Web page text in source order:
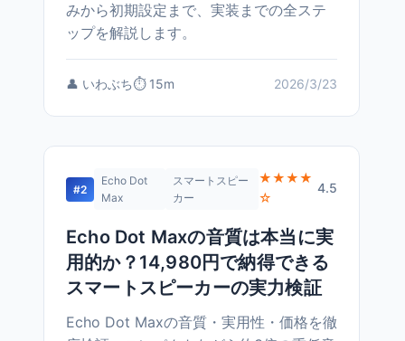
みから初期設定まで、実装までの全ステ
ップを解説します。
👤 いわぶち⏱️ 15m 2026/3/23
#2
Echo Dot
Max
スマートスピー
カー
★★★★
☆
4.5
Echo Dot Maxの音質は本当に実
用的か？14,980円で納得できる
スマートスピーカーの実力検証
Echo Dot Maxの音質・実用性・価格を徹